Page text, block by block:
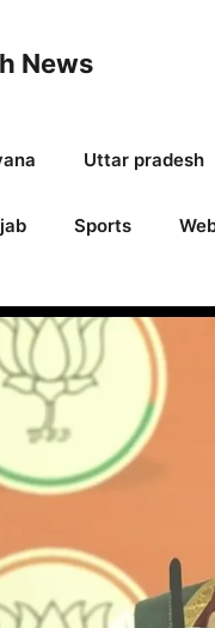
News
Uttar pradesh
Sports